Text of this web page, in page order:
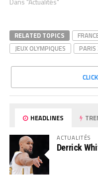
RELATED TOPICS
JEUX OLYMPIQUES
HEADLINES
ACTUALITÉS
Derrick